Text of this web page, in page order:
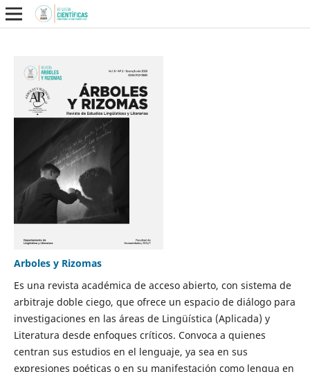
Arboles y Rizomas
Es una revista académica de acceso abierto, con sistema de
arbitraje doble ciego, que ofrece un espacio de diálogo para
investigaciones en las áreas de Lingüística (Aplicada) y
Literatura desde enfoques críticos. Convoca a quienes
centran sus estudios en el lenguaje, ya sea en sus
expresiones poéticas o en su manifestación como lengua en